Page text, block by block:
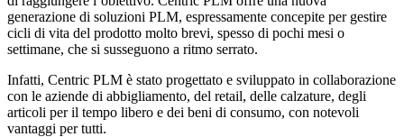
generazione di soluzioni PLM, espressamente concepite per gestire
cicli di vita del prodotto molto brevi, spesso di pochi mesi o
settimane, che si susseguono a ritmo serrato.
Infatti, Centric PLM è stato progettato e sviluppato in collaborazione
con le aziende di abbigliamento, del retail, delle calzature, degli
articoli per il tempo libero e dei beni di consumo, con notevoli
vantaggi per tutti.